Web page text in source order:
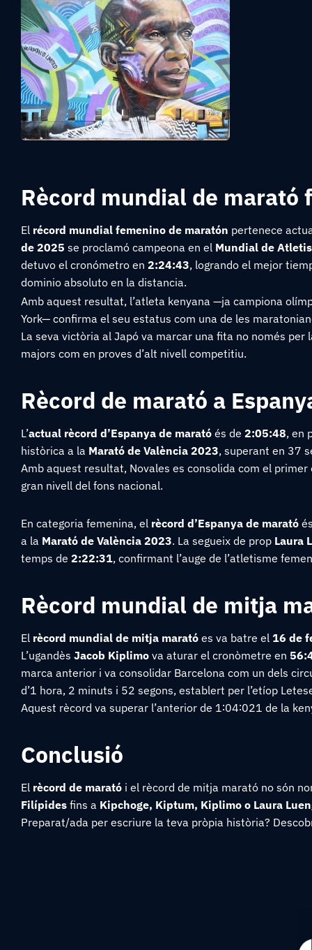
Rècord mundial de marató
El récord mundial femenino de maratón pertenece
de 2025 se proclamó campeona en el Mundial de
detuvo el cronómetro en 2:24:43, logrando el mejor
dominio absoluto en la distancia.
Amb aquest resultat, l’atleta kenyana —ja campiona
York— confirma el seu estatus com una de les
La seva victòria al Japó va marcar una fita no només
majors com en proves d’alt nivell competitiu.
Rècord de marató a
L’actual rècord d’Espanya de marató és de 2:05:48, en
històrica a la Marató de València 2023, superant en 37
Amb aquest resultat, Novales es consolida com el
gran nivell del fons nacional.
En categoria femenina, el rècord d’Espanya de marató
a la Marató de València 2023. La segueix de prop Laura
temps de 2:22:31, confirmant l’auge de l’atletisme
Rècord mundial de mitja
El rècord mundial de mitja marató es va batre el 16 de
L’ugandès Jacob Kiplimo va aturar el cronòmetre en
marca anterior i va consolidar Barcelona com un dels
d’1 hora, 2 minuts i 52 segons, establert per l’etíop
Aquest rècord va superar l’anterior de 1∶04∶021 de la
Conclusió
El rècord de marató i el rècord de mitja marató no són
Filípides fins a Kipchoge, Kiptum, Kiplimo o Laura
Preparat/ada per escriure la teva pròpia història?